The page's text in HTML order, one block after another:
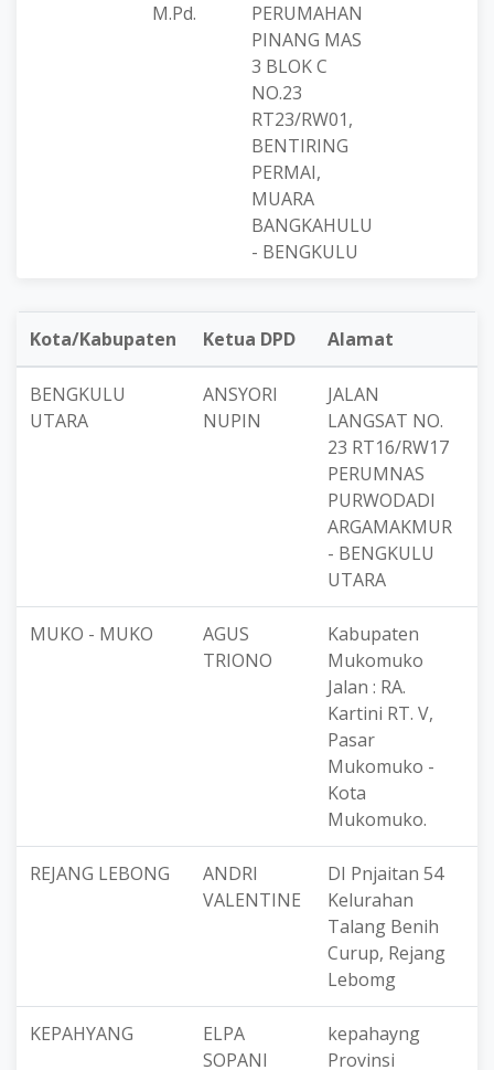
M.Pd.
PERUMAHAN
PINANG MAS
3 BLOK C
NO.23
RT23/RW01,
BENTIRING
PERMAI,
MUARA
BANGKAHULU
- BENGKULU
Kota/Kabupaten Ketua DPD Alamat
BENGKULU
UTARA
ANSYORI
NUPIN
JALAN
LANGSAT NO.
23 RT16/RW17
PERUMNAS
PURWODADI
ARGAMAKMUR
- BENGKULU
UTARA
MUKO - MUKO
AGUS
TRIONO
Kabupaten
Mukomuko
Jalan : RA.
Kartini RT. V,
Pasar
Mukomuko -
Kota
Mukomuko.
REJANG LEBONG
ANDRI
VALENTINE
DI Pnjaitan 54
Kelurahan
Talang Benih
Curup, Rejang
Lebomg
KEPAHYANG
ELPA
SOPANI
kepahayng
Provinsi